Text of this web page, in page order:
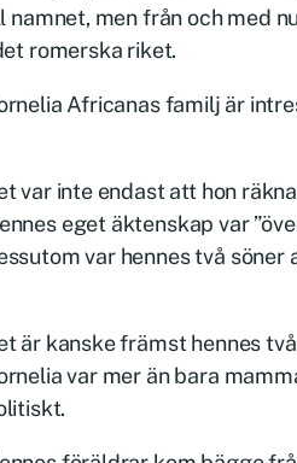
namnet, men från och med
romerska riket.
Africanas familj är
var inte endast att hon
eget äktenskap var
var hennes två söner
är kanske främst hennes
var mer än bara